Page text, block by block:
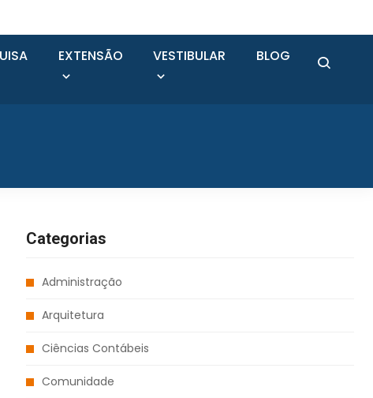
EXTENSÃO VESTIBULAR BLOG
Categorias
Administração
Arquitetura
Ciências Contábeis
Comunidade